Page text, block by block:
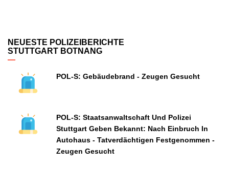
NEUESTE POLIZEIBERICHTE
STUTTGART BOTNANG
POL-S: Gebäudebrand - Zeugen Gesucht
POL-S: Staatsanwaltschaft Und Polizei
Stuttgart Geben Bekannt: Nach Einbruch In
Autohaus - Tatverdächtigen Festgenommen -
Zeugen Gesucht